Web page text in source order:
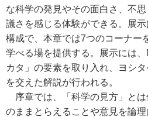
な科学の発見やその面白さ、不思
議さを感じる体験ができる。展
構成で、本章では7つのコーナー
学べる場を提供する。展示には
カタ」の要素を取り入れ、ヨシ
を交えた解説が行われる。
序章では、「科学の見方」と
のままとらえることや意見を論